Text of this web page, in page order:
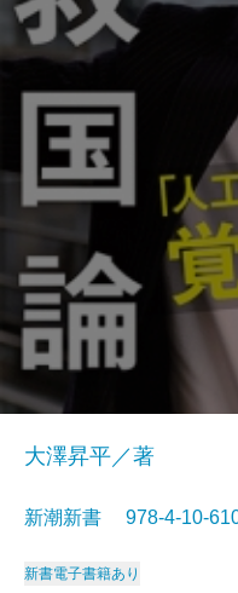
大澤昇平／著
新潮新書 978-4-10-
新書電子書籍あり